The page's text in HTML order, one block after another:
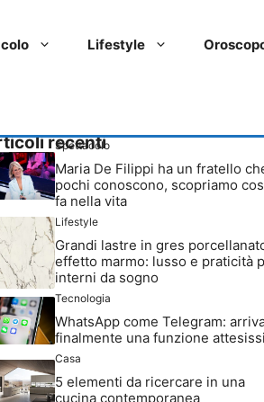
Lifestyle
recenti
Spettacolo
Maria De Filippi ha un fratello
pochi conoscono, scopriamo
fa nella vita
Lifestyle
Grandi lastre in gres
effetto marmo: lusso e praticità
interni da sogno
Tecnologia
WhatsApp come Telegram:
finalmente una funzione
Casa
5 elementi da ricercare in una
cucina contemporanea